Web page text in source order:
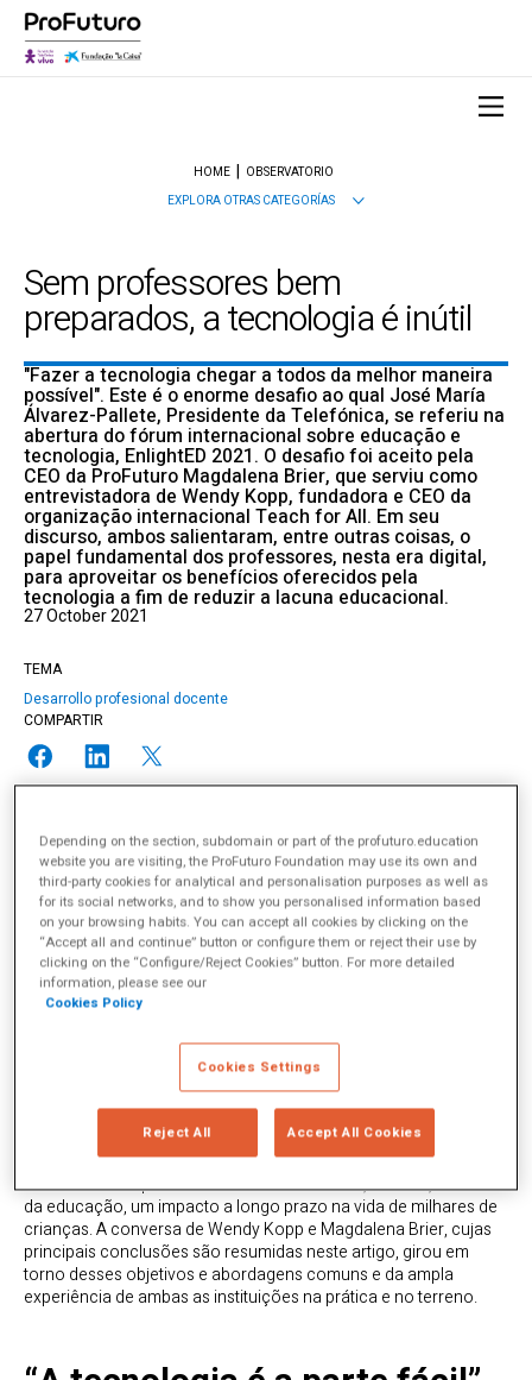
HOME
OBSERVATORIO
EXPLORA OTRAS CATEGORÍAS
Sem professores bem
preparados, a tecnologia é inútil
"Fazer a tecnologia chegar a todos da melhor maneira
possível". Este é o enorme desafio ao qual José María
Álvarez-Pallete, Presidente da Telefónica, se referiu na
abertura do fórum internacional sobre educação e
tecnologia, EnlightED 2021. O desafio foi aceito pela
CEO da ProFuturo Magdalena Brier, que serviu como
entrevistadora de Wendy Kopp, fundadora e CEO da
organização internacional Teach for All. Em seu
discurso, ambos salientaram, entre outras coisas, o
papel fundamental dos professores, nesta era digital,
para aproveitar os benefícios oferecidos pela
tecnologia a fim de reduzir a lacuna educacional.
27 October 2021
TEMA
Desarrollo profesional docente
COMPARTIR
ProfuturoeTeach for Allcompartilham muitas abordagens
básicas da educação, mas talvez a mais significativa de todas
seja a consideração que ambas as organizações têm do papel
do professor como parte fundamental para alcançar mudanças
significativas na qualidade da educação. É neste preceito
essencial que encontramos a base de
concretiza em treinamento, apoio e desenvolvimento
Esta aliança busca, a partir da “revolução EdTech”, formar
professores em habilidades didáticas e pedagógicas, liderança
social e competências digitais, tornando-os agentes de
mudança em suas respectivas comunidades educacionais.
Desta forma, os professores podem liderar uma cascata de
treinamento de professores em suas escolas, criando, através
da educação, um impacto a longo prazo na vida de milhares de
crianças. A conversa de Wendy Kopp e Magdalena Brier, cujas
principais conclusões são resumidas neste artigo, girou em
torno desses objetivos e abordagens comuns e da ampla
experiência de ambas as instituições na prática e no terreno.
Depending on the section, subdomain or part of the profuturo.education
website you are visiting, the ProFuturo Foundation may use its own and
third-party cookies for analytical and personalisation purposes as well as
for its social networks, and to show you personalised information based
on your browsing habits. You can accept all cookies by clicking on the
“Accept all and continue” button or configure them or reject their use by
clicking on the “Configure/Reject Cookies” button. For more detailed
information, please see our
Cookies Policy
Cookies Settings
Reject All Accept All Cookies